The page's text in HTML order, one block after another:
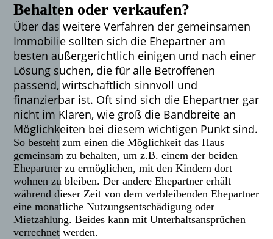
Behalten oder verkaufen?
Über das weitere Verfahren der gemeinsamen
Immobilie sollten sich die Ehepartner am
besten außergerichtlich einigen und nach einer
Lösung suchen, die für alle Betroffenen
passend, wirtschaftlich sinnvoll und
finanzierbar ist. Oft sind sich die Ehepartner gar
nicht im Klaren, wie groß die Bandbreite an
Möglichkeiten bei diesem wichtigen Punkt sind.
So besteht zum einen die Möglichkeit das Haus
gemeinsam zu behalten, um z.B. einem der beiden
Ehepartner zu ermöglichen, mit den Kindern dort
wohnen zu bleiben. Der andere Ehepartner erhält
während dieser Zeit von dem verbleibenden Ehepartner
eine monatliche Nutzungsentschädigung oder
Mietzahlung. Beides kann mit Unterhaltsansprüchen
verrechnet werden.